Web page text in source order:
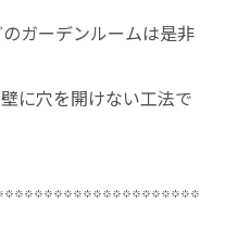
ガーデンルームは是非
に穴を開けない工法で